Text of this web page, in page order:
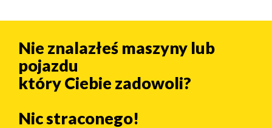
Nie znalazłeś maszyny lub
pojazdu
który Ciebie zadowoli?
Nic straconego!